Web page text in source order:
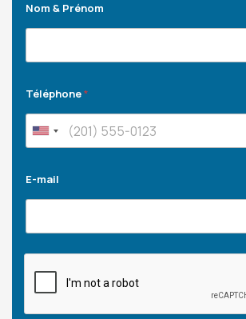
Nom & Prénom
Téléphone*
E-mail